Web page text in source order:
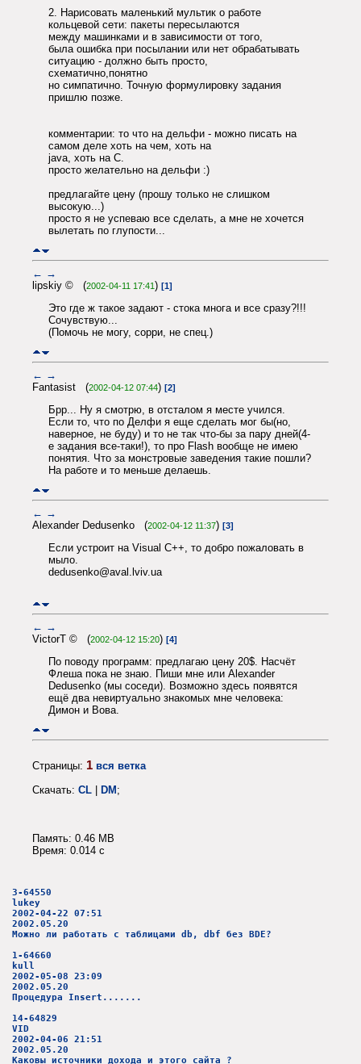
2. Нарисовать маленький мультик о работе
кольцевой сети: пакеты пересылаются
между машинками и в зависимости от того,
была ошибка при посылании или нет обрабатывать
ситуацию - должно быть просто,
схематично,понятно
но симпатично. Точную формулировку задания
пришлю позже.
комментарии: то что на дельфи - можно писать на
самом деле хоть на чем, хоть на
java, хоть на С.
просто желательно на дельфи :)
предлагайте цену (прошу только не слишком
высокую...)
просто я не успеваю все сделать, а мне не хочется
вылетать по глупости...
← →
lipskiy © (2002-04-11 17:41) [1]
Это где ж такое задают - стока многа и все сразу?!!!
Сочувствую...
(Помочь не могу, сорри, не спец.)
← →
Fantasist (2002-04-12 07:44) [2]
Брр... Ну я смотрю, в отсталом я месте учился.
Если то, что по Делфи я еще сделать мог бы(но,
наверное, не буду) и то не так что-бы за пару дней(4-
е задания все-таки!), то про Flash вообще не имею
понятия. Что за монстровые заведения такие пошли?
На работе и то меньше делаешь.
← →
Alexander Dedusenko (2002-04-12 11:37) [3]
Если устроит на Visual C++, то добро пожаловать в
мыло.
dedusenko@aval.lviv.ua
← →
VictorT © (2002-04-12 15:20) [4]
По поводу программ: предлагаю цену 20$. Насчёт
Флеша пока не знаю. Пиши мне или Alexander
Dedusenko (мы соседи). Возможно здесь появятся
ещё два невиртуально знакомых мне человека:
Димон и Вова.
Страницы: 1 вся ветка
Скачать: CL | DM;
Память: 0.46 MB
Время: 0.014 c
3-64550
lukey
2002-04-22 07:51
2002.05.20
Можно ли работать с таблицами db, dbf без BDE?
1-64660
kull
2002-05-08 23:09
2002.05.20
Процедура Insert.......
14-64829
VID
2002-04-06 21:51
2002.05.20
Каковы источники дохода и этого сайта ?